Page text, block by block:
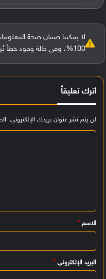
لا يمكننا ضمان صحة
100%، وفي حالة وجود خطأ يُرجى
اترك تعليقاً
لن يتم نشر عنوان بريدك الإلكتروني.
ي
ق
الاسم *
البريد الإلكتروني *